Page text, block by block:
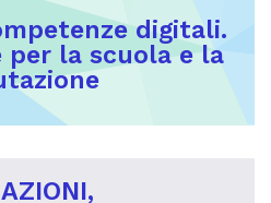
digitali.
per la scuola e la